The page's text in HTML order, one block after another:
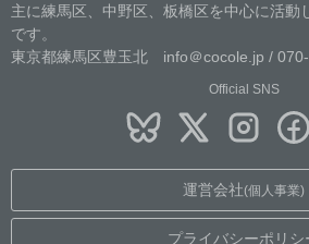
主に練馬区、中野区、板橋区を中心に活動
です。
東京都練馬区豊玉北 info＠cocole.jp /
Official SNS
運営会社(個人事業)
プライバシーポリシ